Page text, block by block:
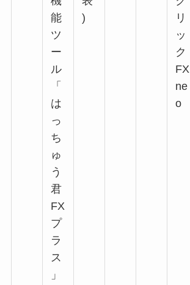
能
ツ
ー
ル
「
は
っ
ち
ゅ
う
君
FX
プ
ラ
ス
」
)
リ
ッ
ク
FX
ne
o